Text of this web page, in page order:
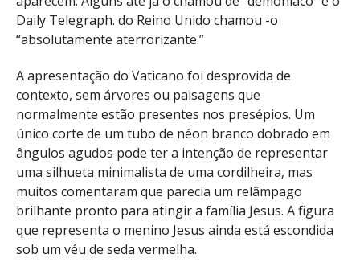
Daily Telegraph. do Reino Unido chamou -o
“absolutamente aterrorizante.”
A apresentação do Vaticano foi desprovida de
contexto, sem árvores ou paisagens que
normalmente estão presentes nos presépios. Um
único corte de um tubo de néon branco dobrado em
ângulos agudos pode ter a intenção de representar
uma silhueta minimalista de uma cordilheira, mas
muitos comentaram que parecia um relâmpago
brilhante pronto para atingir a família Jesus. A figura
que representa o menino Jesus ainda está escondida
sob um véu de seda vermelha.